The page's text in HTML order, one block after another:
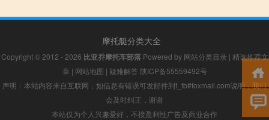
摩托艇分类大全
Copyright © 2012 - 2026 比亚乔摩托车部落Powered by 网站分类目录 | 精选推荐文
章 | 网站地图 | 疑难解答 陕ICP备55559492号
声明：本站内容来自互联网，如信息有错误可发邮件到f_fb#foxmail.com说明，我们
会及时纠正，谢谢
本站仅为个人兴趣爱好，不接盈利性广告及商业合作